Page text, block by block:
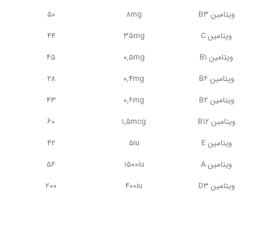
ویتامین B۳
۸mg
۵۰
ویتامین C
۳۵mg
۴۴
ویتامین B۱
۰,۵mg
۴۵
ویتامین B۶
۰,۴mg
۲۸
ویتامین B۲
۰,۶mg
۴۳
ویتامین B۱۲
۱,۵mcg
۶۰
ویتامین E
۵iu
۴۲
ویتامین A
۱۵۰۰iu
۵۶
ویتامین D۳
۴۰۰iu ۲۰۰